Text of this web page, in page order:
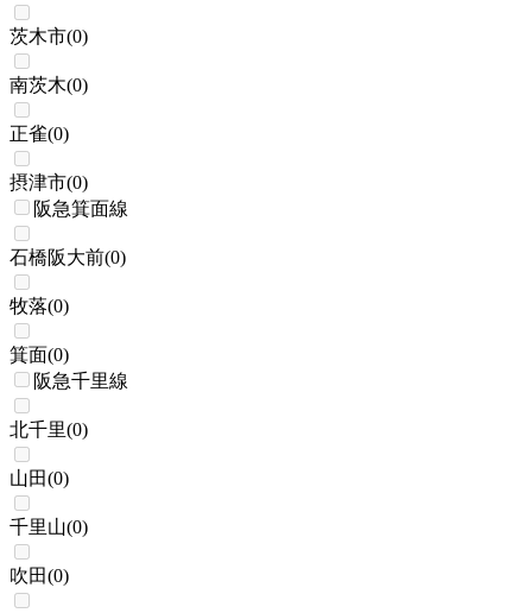
茨木市(0)
南茨木(0)
正雀(0)
摂津市(0)
阪急箕面線
石橋阪大前(0)
牧落(0)
箕面(0)
阪急千里線
北千里(0)
山田(0)
千里山(0)
吹田(0)